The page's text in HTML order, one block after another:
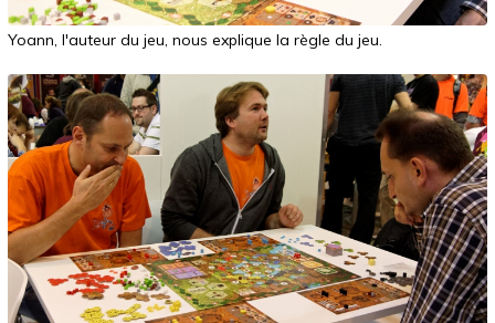
Yoann, l'auteur du jeu, nous explique la règle du jeu.